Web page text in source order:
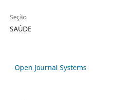
Seção
SAÚDE
Open Journal Systems